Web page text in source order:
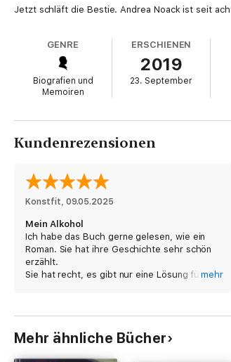
Jetzt schläft die Bestie. Andrea Noack ist seit
GENRE
Biografien und
Memoiren
ERSCHIENEN
2019
23. September
Kundenrezensionen
Konstfit, 09.05.2025
Mein Alkohol
Ich habe das Buch gerne gelesen, wie ein
Roman. Sie hat ihre Geschichte sehr schön
erzählt.
Sie hat recht, es gibt nur eine Lösung für das
mehr
Mehr ähnliche Bücher